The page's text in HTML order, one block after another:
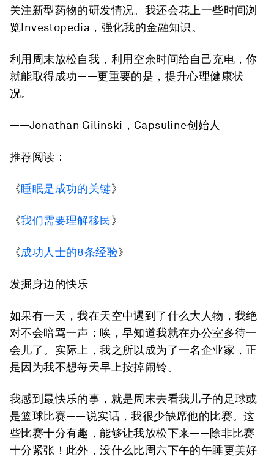
关注新型药物的研发情况。我还会花上一些时间浏
览Investopedia，强化我的金融知识。
利用周末放松自我，利用空余时间给自己充电，你
就能取得成功——更重要的是，提升心理健康状
况。
——Jonathan Gilinski，Capsuline创始人
推荐阅读：
《睡眠是成功的关键》
《我们需要理解移民》
《成功人士的8条经验》
发掘身边的快乐
如果有一天，我在天空中遇到了什么大人物，我绝
对不会暗骂一声：唉，早知道我就在办公室多待一
会儿了。实际上，我之所以成为了一名企业家，正
是因为我不想每天早上按掉闹铃。
我感到最快乐的事，就是周末去看我儿子的足球或
是篮球比赛——说实话，我很少缺席他的比赛。这
些比赛十分有趣，能够让我放松下来——除非比赛
十分紧张！此外，没什么比周六下午的午睡更美好